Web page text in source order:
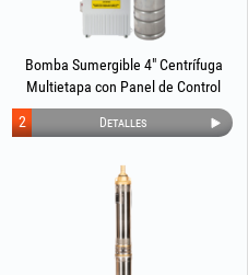
Bomba Sumergible 4" Centrífuga
Multietapa con Panel de Control
EvoSanitary®
Detalles
2